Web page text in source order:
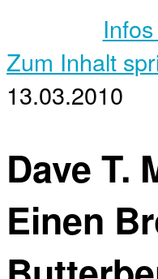
Zum Inhalt
13.03.2010
Dave T.
Einen